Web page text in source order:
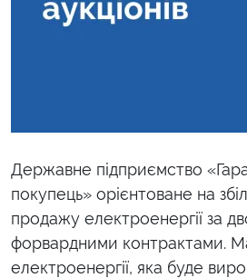
Державне підприємство
покупець» орієнтоване на
продажу електроенергії за
форвардними контрактами.
електроенергії, яка буде